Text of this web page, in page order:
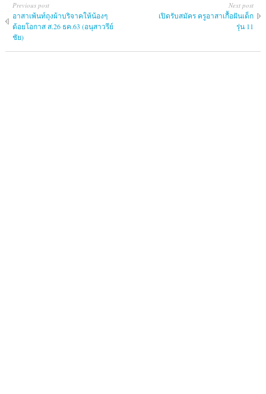
Previous post
อาสาเพ้นท์ถุงผ้าบริจาคให้น้องๆ
ด้อยโอกาส ส.26 ธค.63 (อนุสาวรีย์
ชัย)
Next post
เปิดรับสมัคร ครูอาสาเกื้อฝันเด็ก
รุ่น 11